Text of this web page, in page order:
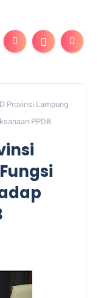
Provinsi Lampung
PPDB